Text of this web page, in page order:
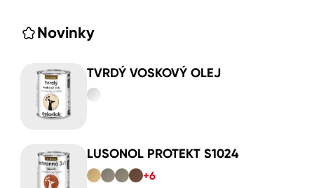
Novinky
TVRDÝ VOSKOVÝ OLEJ
LUSONOL PROTEKT S1024
+6